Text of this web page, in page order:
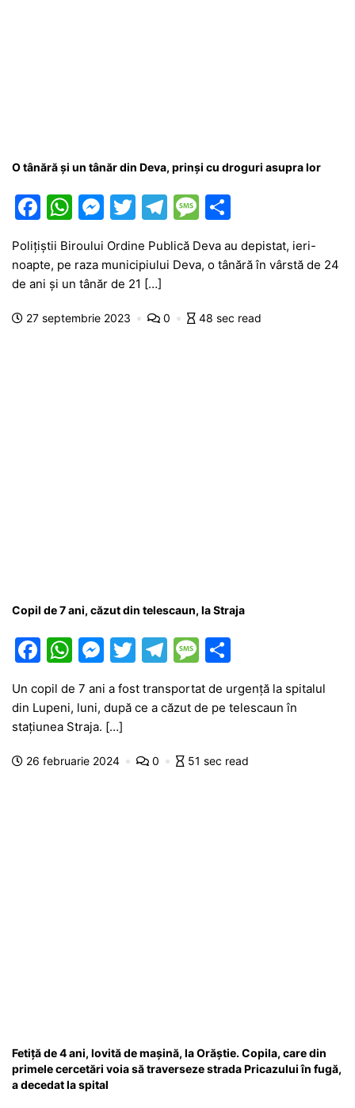
O tânără și un tânăr din Deva, prinși cu droguri asupra lor
F
a
c
e
b
o
W
at
s
A
p
M
s
s
e
T
itt
er
T
el
e
a
m
M
s
a
g
ta
a
z
Polițiștii Biroului Ordine Publică Deva au depistat, ieri-
noapte, pe raza municipiului Deva, o tânără în vârstă de 24
de ani și un tânăr de 21 […]
27 septembrie 2023 0 48 sec read
Copil de 7 ani, căzut din telescaun, la Straja
F
a
c
e
b
o
W
at
s
A
p
M
s
s
e
T
itt
T
e
a
m
M
s
a
g
ta
a
z
Un copil de 7 ani a fost transportat de urgenţă la spitalul
din Lupeni, luni, după ce a căzut de pe telescaun în
staţiunea Straja. […]
26 februarie 2024 0 51 sec read
Fetiță de 4 ani, lovită de mașină, la Orăștie. Copila, care din
primele cercetări voia să traverseze strada Pricazului în fugă,
a decedat la spital